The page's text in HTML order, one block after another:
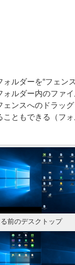
ルダーを“フェン
ォルダー内のファ
ェンスへのドラッ
こともできる（フ
前のデスクトップ